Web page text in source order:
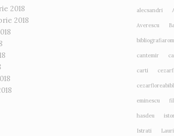
2018
2018
alecsandri
Averescu
cantemir
carti
eminescu
hasdeu
Istrati